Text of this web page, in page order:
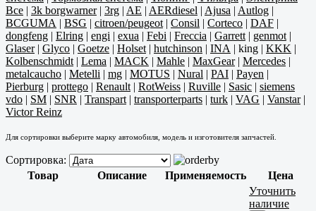
Все | 3k borgwarner| 3rg | AE | AERdiesel | Ajusa | Autlog |
BCGUMA | BSG | citroen/peugeot | Consil | Corteco | DAF |
dongfeng | Elring | engi | exua | Febi | Freccia | Garrett | genmot |
Glaser| Glyco | Goetze | Holset | hutchinson | INA | king | KKK |
Kolbenschmidt | Lema | MACK | Mahle | MaxGear| Mercedes |
metalcaucho | Metelli | mg | MOTUS | Nural | PAI | Payen |
Pierburg | prottego | Renault | RotWeiss | Ruville | Sasic | siemens
vdo | SM | SNR | Transpart | transporterparts | turk | VAG | Vanstar|
Victor Reinz
Для сортировки выберите марку автомобиля, модель и изготовителя запчастей.
Сортировка:
Товар
Описание Применяемость Цена
Уточнить
наличие